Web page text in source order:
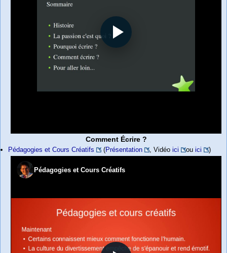
Comment Écrire ?
Pédagogies et Cours Créatifs (Présentation , Vidéo ici ou ici )